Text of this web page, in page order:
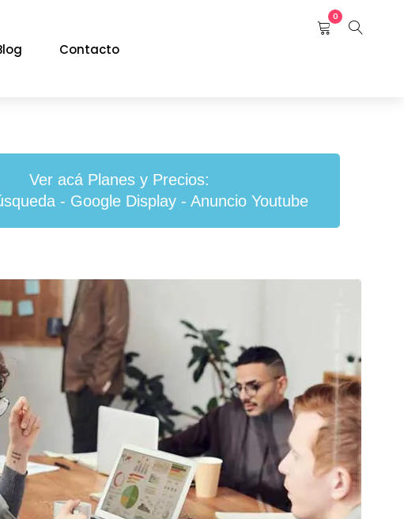
Contacto
0
Ver acá Planes y Precios:
- Google Display - Anuncio Youtube